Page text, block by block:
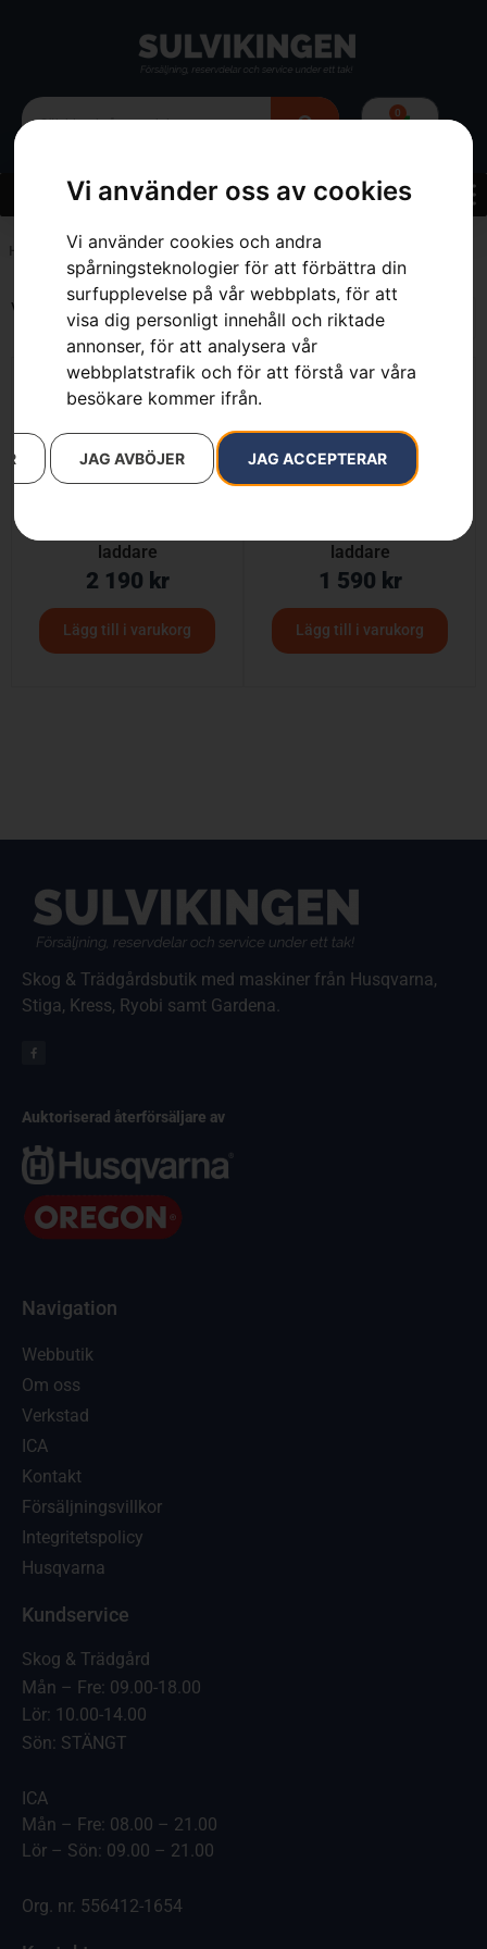
Vi använder oss av cookies
Vi använder cookies och andra
spårningsteknologier för att förbättra din
surfupplevelse på vår webbplats, för att
visa dig personligt innehåll och riktade
annonser, för att analysera vår
webbplatstrafik och för att förstå var våra
besökare kommer ifrån.
JAG ACCEPTERAR
JAG AVBÖJER
0
Hem 1.2 kg
Visar alla 2 resultat
laddare
2 190 kr
Lägg till i varukorg
laddare
1 590 kr
Lägg till i varukorg
Skog & Trädgårdsbutik med maskiner från Husqvarna,
Stiga, Kress, Ryobi samt Gardena.
Auktoriserad återförsäljare av
Navigation
Webbutik
Om oss
Verkstad
ICA
Kontakt
Försäljningsvillkor
Integritetspolicy
Husqvarna
Kundservice
Skog & Trädgård
Mån – Fre: 09.00-18.00
Lör: 10.00-14.00
Sön: STÄNGT
ICA
Mån – Fre: 08.00 – 21.00
Lör – Sön: 09.00 – 21.00
Org. nr. 556412-1654